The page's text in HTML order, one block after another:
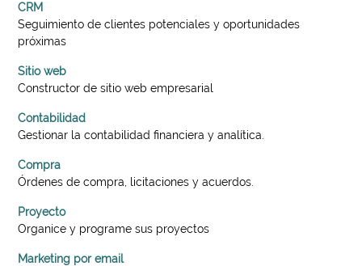
CRM
Seguimiento de clientes potenciales y oportunidades
próximas
Sitio web
Constructor de sitio web empresarial
Contabilidad
Gestionar la contabilidad financiera y analítica.
Compra
Órdenes de compra, licitaciones y acuerdos.
Proyecto
Organice y programe sus proyectos
Marketing por email